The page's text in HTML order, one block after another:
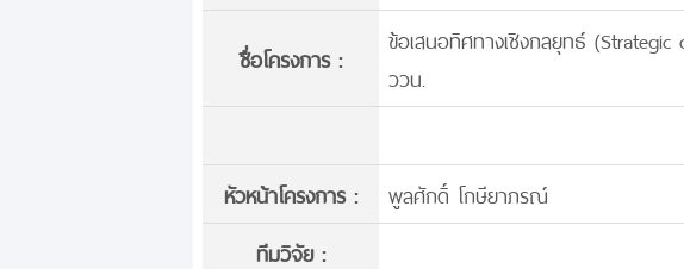
ชื่อโครงการ :
ข้อเสนอทิศทางเชิงกลยุทธ์
ววน.
หัวหน้าโครงการ :
พูลศักดิ์ โกษียาภรณ์
ทีมวิจัย :